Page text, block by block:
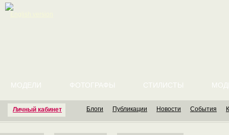
Личный кабинет
МОДЕЛИ ФОТОГРАФЫ СТИЛИСТЫ
Блоги Публикации Новости События